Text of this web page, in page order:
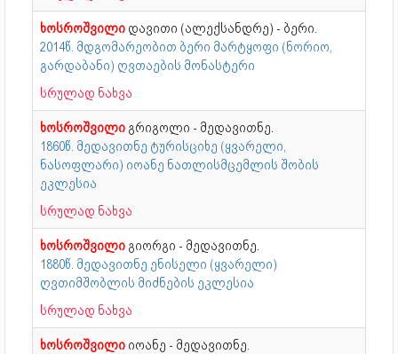
ხოსროშვილი დავითი (ალექსანდრე) - ბერი.
2014წ. მდგომარეობით ბერი მარტყოფი (ნორიო,
გარდაბანი) ღვთაების მონასტერი
სრულად ნახვა
ხოსროშვილი გრიგოლი - მედავითნე.
1860წ. მედავითნე ტურისციხე (ყვარელი,
ნასოფლარი) იოანე ნათლისმცემლის შობის
ეკლესია
სრულად ნახვა
ხოსროშვილი გიორგი - მედავითნე.
1880წ. მედავითნე ენისელი (ყვარელი)
ღვთიმშობლის მიძნების ეკლესია
სრულად ნახვა
ხოსროშვილი იოანე - მედავითნე.